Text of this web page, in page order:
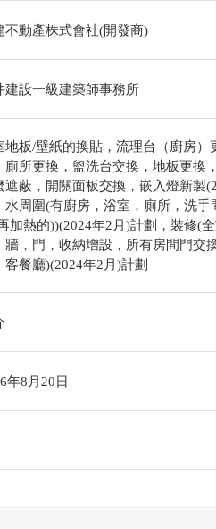
不動產株式會社(開發商)
建設一級建築師事務所
地板/壁紙的換貼，流理台（廚房）
廁所更換，盥洗台交換，地板更換
遮蔽，開關面板交換，嵌入燈新製
水周圍(有廚房，浴室，廁所，洗手
加熱的))(2024年2月)計劃，裝修(
牆，門，收納增設，所有房間門交
客餐廳)(2024年2月)計劃
年8月20日